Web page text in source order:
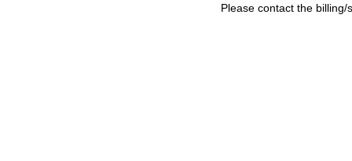
Please contact the